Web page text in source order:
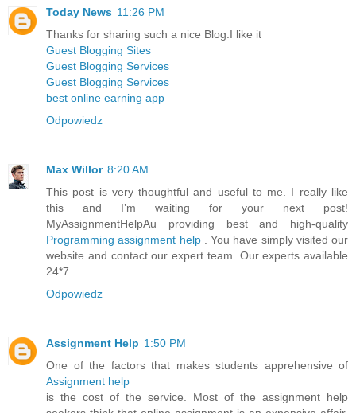
Today News 11:26 PM
Thanks for sharing such a nice Blog.I like it
Guest Blogging Sites
Guest Blogging Services
Guest Blogging Services
best online earning app
Odpowiedz
Max Willor 8:20 AM
This post is very thoughtful and useful to me. I really like
this and I’m waiting for your next post!
MyAssignmentHelpAu providing best and high-quality
Programming assignment help
. You have simply visited our
website and contact our expert team. Our experts available
24*7.
Odpowiedz
Assignment Help 1:50 PM
One of the factors that makes students apprehensive of
Assignment help
is the cost of the service. Most of the assignment help